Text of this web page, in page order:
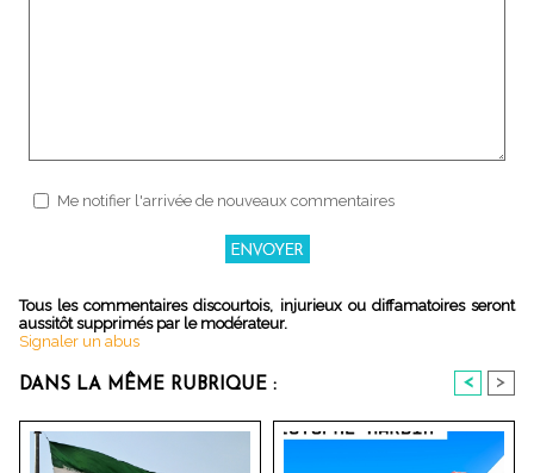
Me notifier l'arrivée de nouveaux commentaires
Tous les commentaires discourtois, injurieux ou diffamatoires seront
aussitôt supprimés par le modérateur.
Signaler un abus
DANS LA MÊME RUBRIQUE : < >